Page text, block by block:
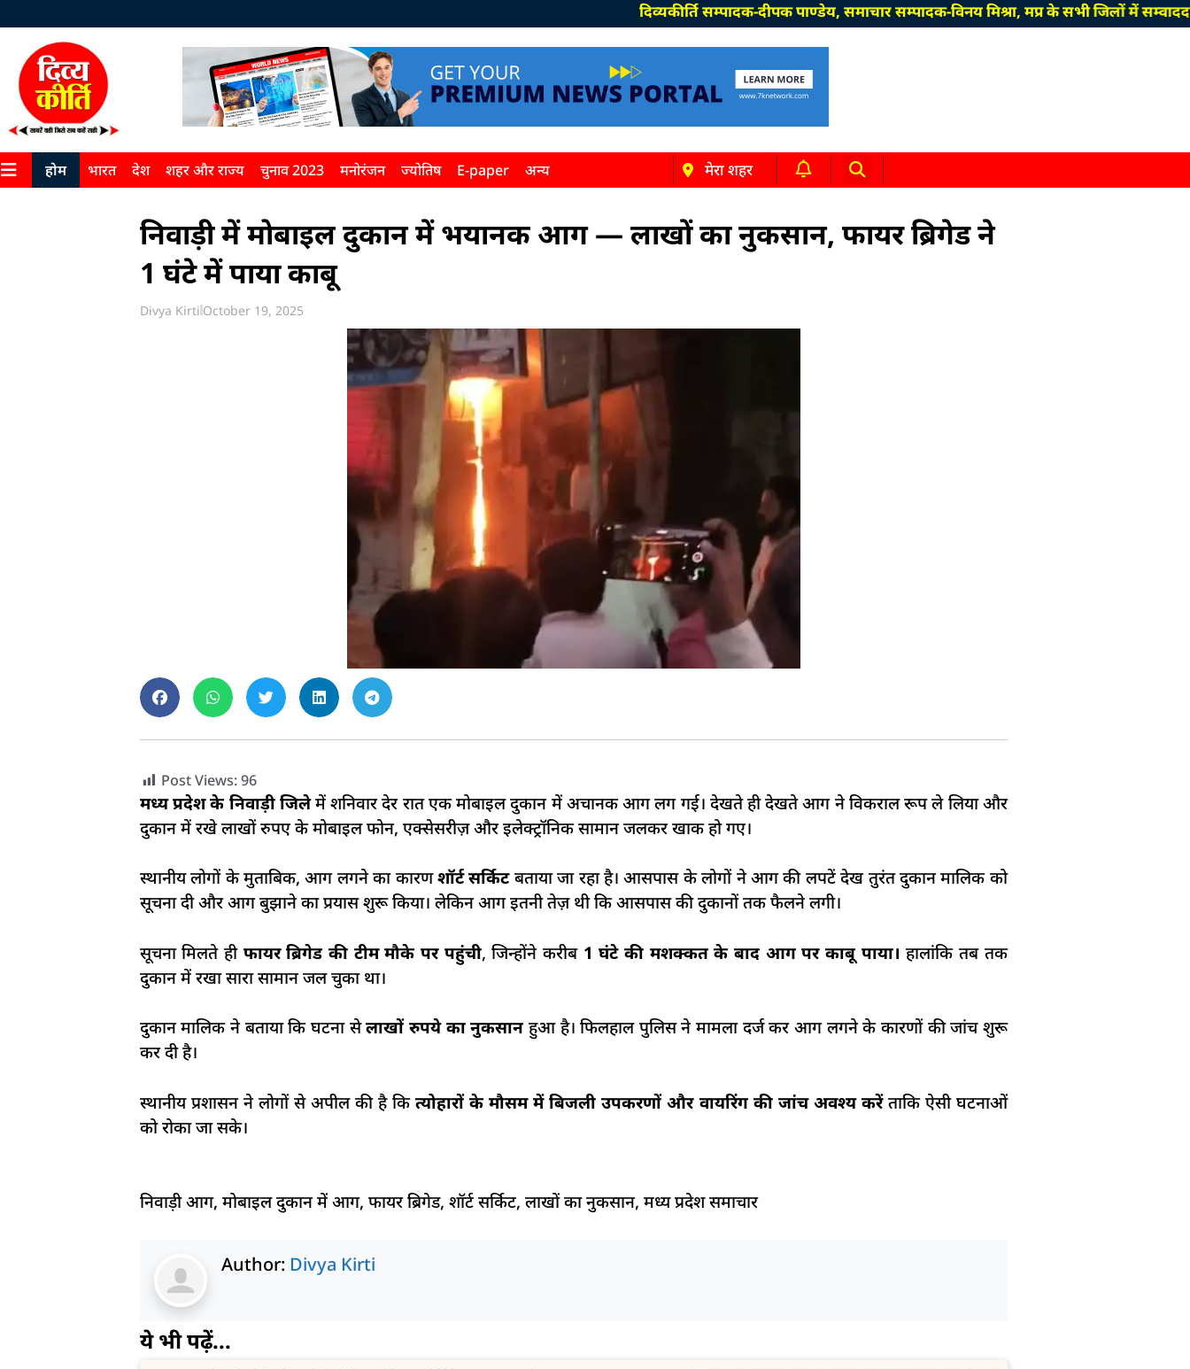
दिव्यकीर्ति सम्पादक-दीपक पाण्डेय, समाचार सम्पादक-विनय मिश्रा, मप्र के सभी जिलों में
होम भारत देश शहर और राज्य चुनाव 2023 मनोरंजन ज्योतिष E-paper अन्य मेरा शहर
निवाड़ी में मोबाइल दुकान में भयानक आग — लाखों का नुकसान, फायर ब्रिगेड ने
1 घंटे में पाया काबू
Divya Kirti October 19, 2025
Post Views:96
मध्य प्रदेश के निवाड़ी जिलेमें शनिवार देर रात एक मोबाइल दुकान में अचानक आग लग गई। देखते ही देखते आग ने विकराल रूप ले लिया और
दुकान में रखे लाखों रुपए के मोबाइल फोन, एक्सेसरीज़ और इलेक्ट्रॉनिक सामान जलकर खाक हो गए।
स्थानीय लोगों के मुताबिक, आग लगने का कारणशॉर्ट सर्किटबताया जा रहा है। आसपास के लोगों ने आग की लपटें देख तुरंत दुकान मालिक को
सूचना दी और आग बुझाने का प्रयास शुरू किया। लेकिन आग इतनी तेज़ थी कि आसपास की दुकानों तक फैलने लगी।
सूचना मिलते ही फायर ब्रिगेड की टीम मौके पर पहुंची, जिन्होंने करीब 1 घंटे की मशक्कत के बाद आग पर काबू पाया। हालांकि तब तक
दुकान में रखा सारा सामान जल चुका था।
दुकान मालिक ने बताया कि घटना सेलाखों रुपये का नुकसान हुआ है। फिलहाल पुलिस ने मामला दर्ज कर आग लगने के कारणों की जांच शुरू
कर दी है।
स्थानीय प्रशासन ने लोगों से अपील की है कित्योहारों के मौसम में बिजली उपकरणों और वायरिंग की जांच अवश्य करेंताकि ऐसी घटनाओं
को रोका जा सके।
निवाड़ी आग, मोबाइल दुकान में आग, फायर ब्रिगेड, शॉर्ट सर्किट, लाखों का नुकसान, मध्य प्रदेश समाचार
Author: Divya Kirti
ये भी पढ़ें...